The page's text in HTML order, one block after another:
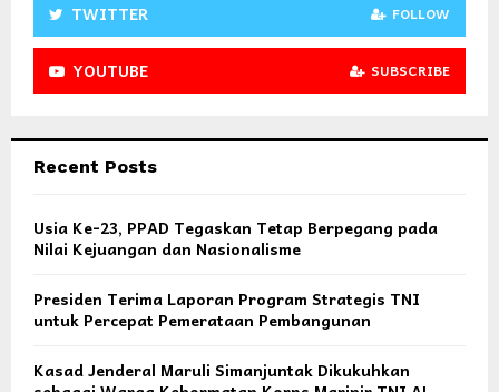
TWITTER FOLLOW
YOUTUBE SUBSCRIBE
Recent Posts
Usia Ke-23, PPAD Tegaskan Tetap Berpegang pada
Nilai Kejuangan dan Nasionalisme
Presiden Terima Laporan Program Strategis TNI
untuk Percepat Pemerataan Pembangunan
Kasad Jenderal Maruli Simanjuntak Dikukuhkan